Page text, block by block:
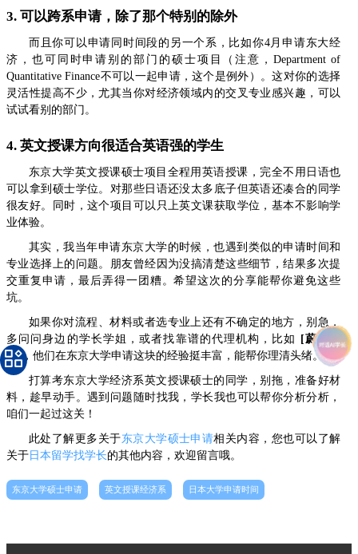
3. 可以跨系申请，除了那个特别的除外
而且你可以申请同时间段的另一个系，比如你4月申请东大经
济，也可同时申请别的部门的硕士项目（注意，Department of
Quantitative Finance不可以一起申请，这个是例外）。这对你的选择
灵活性提高不少，尤其当你对经济领域内的交叉专业感兴趣，可以
试试看别的部门。
4. 英文授课方向很适合英语强的学生
东京大学英文授课硕士项目全程用英语授课，完全不用日语也
可以拿到硕士学位。对那些日语还没太多底子但英语还凑合的同学
很友好。同时，这个项目可以只上英文课获取学位，基本不影响学
业体验。
其实，我当年申请东京大学的时候，也遇到类似的申请时间和
专业选择上的问题。朋友曾经因为没搞清楚这些细节，结果多次提
交重复申请，最后弄得一团糟。希望这次的分享能帮你避免这些
坑。
如果你对流程、材料或者选专业上还有不确定的地方，别急，
多问问身边的学长学姐，或者找靠谱的代理机构，比如
[蔚蓝留
学]，他们在东京大学申请这块的经验挺丰富，能帮你理清头绪。
打算考东京大学经济系英文授课硕士的同学，别拖，准备好材
料，趁早动手。遇到问题随时找我，学长我也可以帮你分析分析，
咱们一起过这关！
此处了解更多关于东京大学硕士申请相关内容，您也可以了解
关于 日本留学找学长的其他内容，欢迎留言哦。
东京大学硕士申请 英文授课经济系 日本大学申请时间